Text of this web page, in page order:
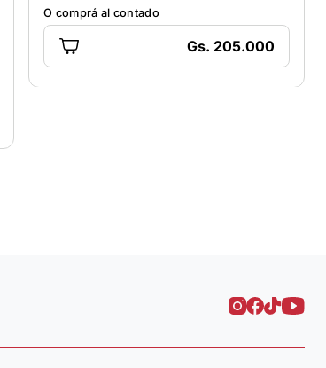
O comprá al contado
Gs. 205.000